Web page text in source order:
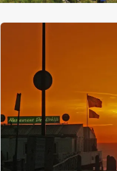
Afbeelding